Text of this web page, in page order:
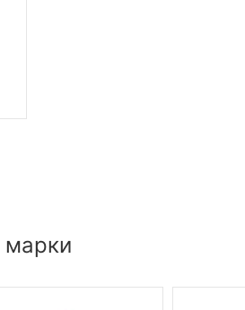
марки